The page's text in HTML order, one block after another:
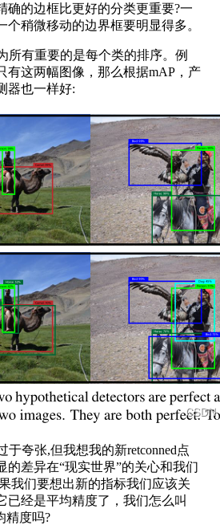
确的边框比更好的分类更重要?一
个稍微移动的边界框要明显得多。
所有重要的是每个类的排序。例
有这两幅图像，那么根据mAP，产
器也一样好:
于夸张,但我想我的新retconned点
的差异在“现实世界”的关心和我们
我们要想出新的指标我们应该关
已经是平均精度了，我们怎么叫
精度吗?